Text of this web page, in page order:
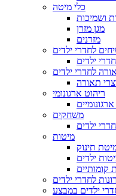
כלי מיטה
ושמיכות
מגן מזרן
מזרנים
לחדרי ילדים
ילדים
לחדרי ילדים
תאורה
ריהוט ארגונומי
משחקים
ילדים
מיטות
תינוק
ילדים
קומותיים
לחדרי ילדים
ילדים במבצע